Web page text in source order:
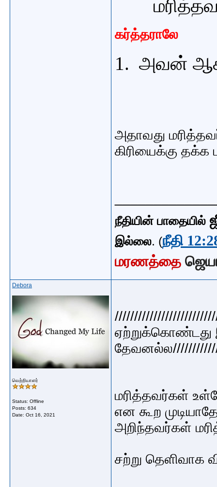
கர்த்தராலே
அவன்
அதாவது
கிரியைக்கு
நீதியின் பாதையில்
இல்லை. (நீதி
மரணத்தை
Debora
வெற்றியாளர்
Status: Offline
Posts: 634
Date: Oct 16, 2021
மரித்தவர்கள்
என கூற
அறிந்தவர்கள்
சற்று தெளிவாக